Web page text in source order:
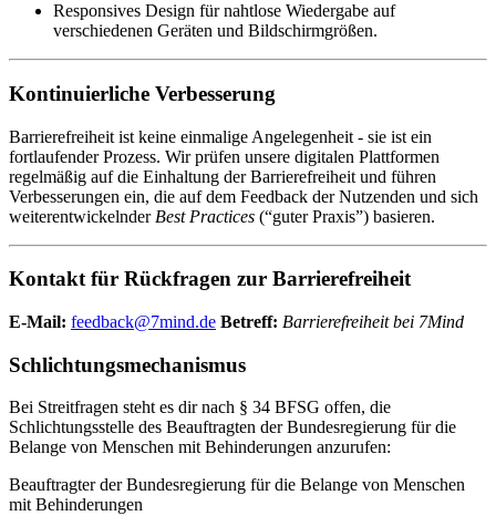
Responsives Design für nahtlose Wiedergabe auf
verschiedenen Geräten und Bildschirmgrößen.
Kontinuierliche Verbesserung
Barrierefreiheit ist keine einmalige Angelegenheit - sie ist ein
fortlaufender Prozess. Wir prüfen unsere digitalen Plattformen
regelmäßig auf die Einhaltung der Barrierefreiheit und führen
Verbesserungen ein, die auf dem Feedback der Nutzenden und sich
weiterentwickelnder Best Practices (“guter Praxis”) basieren.
Kontakt für Rückfragen zur Barrierefreiheit
E-Mail: feedback@7mind.de Betreff: Barrierefreiheit bei 7Mind
Schlichtungsmechanismus
Bei Streitfragen steht es dir nach § 34 BFSG offen, die
Schlichtungsstelle des Beauftragten der Bundesregierung für die
Belange von Menschen mit Behinderungen anzurufen:
Beauftragter der Bundesregierung für die Belange von Menschen
mit Behinderungen